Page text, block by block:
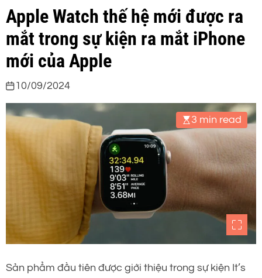
Apple Watch thế hệ mới được ra
mắt trong sự kiện ra mắt iPhone
mới của Apple
10/09/2024
3 min read
Sản phẩm đầu tiên được giới thiệu trong sự kiện It’s